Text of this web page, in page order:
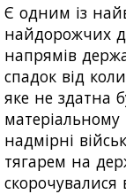
Є одним із
найдорожчих
напрямів
спадок від
яке не здатна
надмірні
тягарем на
скорочувалися